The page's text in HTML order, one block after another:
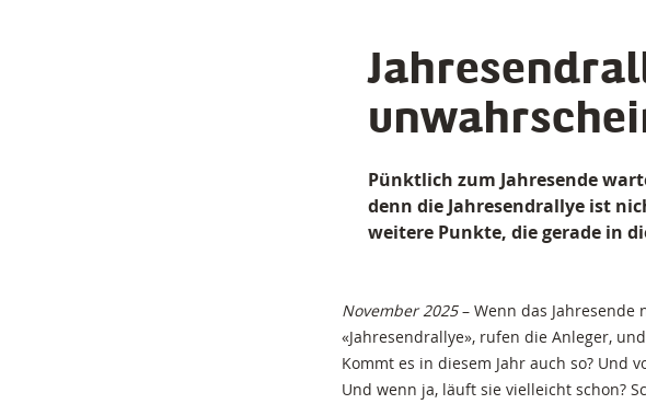
Pünktlich zum Jahresende
denn die Jahresendrallye ist
weitere Punkte, die gerade in
November 2025– Wenn das Jahresende
«Jahresendrallye», rufen die Anleger,
Kommt es in diesem Jahr auch so? Und
Und wenn ja, läuft sie vielleicht schon?